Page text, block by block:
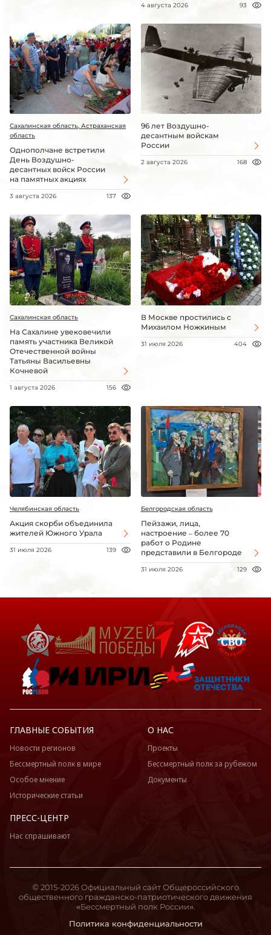
4 августа 2026 93
Сахалинская область, Астраханская
область
Однополчане встретили
День Воздушно-
десантных войск России
на памятных акциях
3 августа 2026 137
96 лет Воздушно-
десантным войскам
России
2 августа 2026 168
Сахалинская область
На Сахалине увековечили
память участника Великой
Отечественной войны
Татьяны Васильевны
Кочневой
1 августа 2026 156
В Москве простились с
Михаилом Ножкиным
31 июля 2026 404
Челябинская область
Акция скорби объединила
жителей Южного Урала
31 июля 2026 139
Белгородская область
Пейзажи, лица,
настроение – более 70
работ о Родине
представили в Белгороде
31 июля 2026 129
ГЛАВНЫЕ СОБЫТИЯ
Новости регионов
Бессмертный полк в мире
Особое мнение
Исторические статьи
О НАС
Проекты
Бессмертный полк за рубежом
Документы
ПРЕСС-ЦЕНТР
Нас спрашивают
Политика конфиденциальности
© 2015-2026 Официальный сайт Общероссийского
общественного гражданско-патриотического движения
«Бессмертный полк России».